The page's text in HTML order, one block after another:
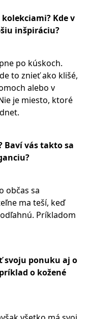
Kde v
inšpiráciu?
po kúskoch.
to znieť ako klišé,
alebo v
je miesto, ktoré
Baví vás takto sa
občas sa
ma teší, keď
Príkladom
svoju ponuku aj o
o kožené